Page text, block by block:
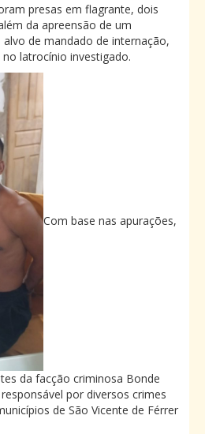
presas em flagrante, dois
da apreensão de um
de mandado de internação,
latrocínio investigado.
Com base nas apurações,
da facção criminosa Bonde
por diversos crimes
de São Vicente de Férrer